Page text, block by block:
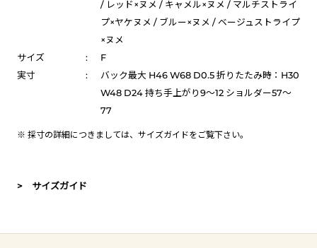
/ レッド×ヌメ / キャメル×ヌメ / マルチストライ
プ×ヤケヌメ / ブルー×ヌメ / ベージュストライプ
×ヌメ
サイズ
:
F
実寸
:
バック最大 H46 W68 D0.5 折りたたみ時：H30
W48 D24 持ち手上がり9～12 ショルダー57～
77
※ 採寸の詳細につきましては、 サイズガイドをご覧下さい。
> サイズガイド